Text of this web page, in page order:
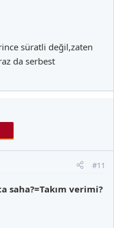
süratli değil,zaten
da serbest
#11
saha?=Takım verimi?